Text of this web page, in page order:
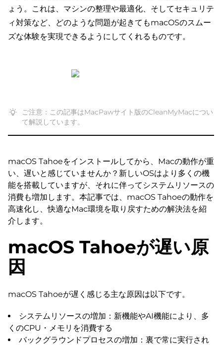
ょう。これは、マシンの整理や最適化、そしてセキュリテ
ィ対策など、どのような問題が起きてもmacOSのスムー
ズな体験を実現できるようにしてくれるものです。
ご注意：この記事はMacPawサイト版のCleanMyMacについ
て解説しています。
macOS Tahoeをインストールしてから、Macの動作が重
い、遅いと感じていませんか？新しいOSはより多くの機
能を搭載していますが、それに伴ってシステムリソースの
消費も増加します。本記事では、macOS Tahoeの動作を
高速化し、快適なMac環境を取り戻すための解決法を紹
介します。
macOS Tahoeが遅い原
因
macOS Tahoeが遅く感じる主な原因は以下です。
システムリソースの増加：新機能やAI機能により、多
くのCPU・メモリを消費する
バックグラウンドプロセスの増加：裏で常に実行され